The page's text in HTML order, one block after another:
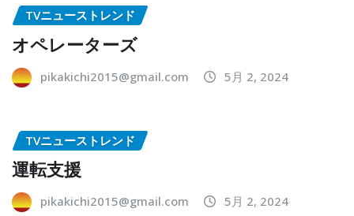
TVニューストレンド
オペレーターズ
pikakichi2015@gmail.com 5月 2, 2024
TVニューストレンド
運転支援
pikakichi2015@gmail.com 5月 2, 2024